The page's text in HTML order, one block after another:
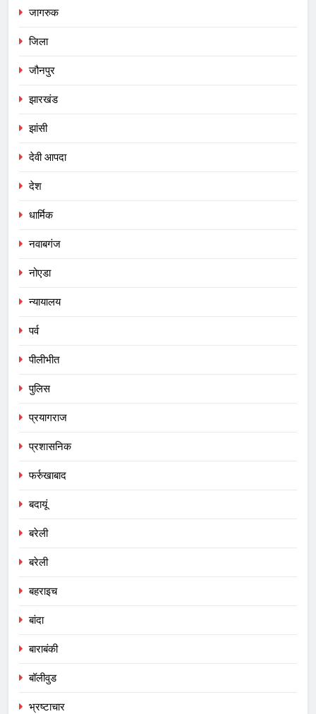
जागरुक
जिला
जौनपुर
झारखंड
झांसी
देवी आपदा
देश
धार्मिक
नवाबगंज
नोएडा
न्यायालय
पर्व
पीलीभीत
पुलिस
प्रयागराज
प्रशासनिक
फर्रुखाबाद
बदायूं
बरेली
बरेली
बहराइच
बांदा
बाराबंकी
बॉलीवुड
भ्रष्टाचार